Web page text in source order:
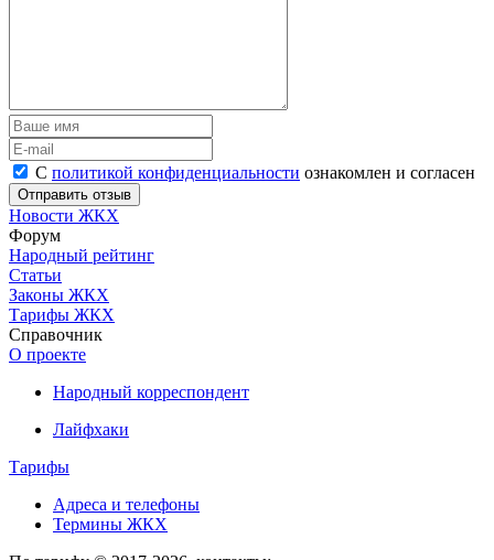
С политикой конфиденциальности ознакомлен и согласен
Новости ЖКХ
Форум
Народный рейтинг
Статьи
Законы ЖКХ
Тарифы ЖКХ
Справочник
О проекте
Народный корреспондент
Лайфхаки
Тарифы
Адреса и телефоны
Термины ЖКХ